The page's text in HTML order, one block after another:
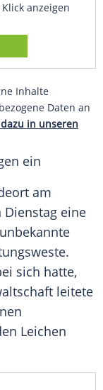
anzeigen
Inhalte
Daten an
in unseren
ein
am
Dienstag eine
sich hatte,
leitete
Leichen